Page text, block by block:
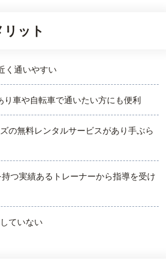
ット
く通いやすい
り車や自転車で通いたい方にも便利
の無料レンタルサービスがあり手ぶら
持つ実績あるトレーナーから指導を受け
ていない